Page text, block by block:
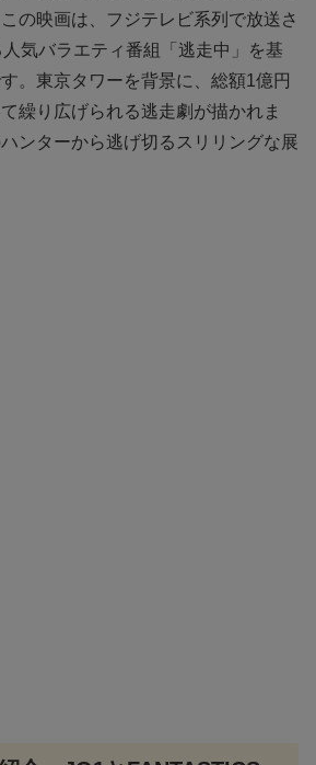
の映画は、フジテレビ系列で放送さ
気バラエティ番組「逃走中」を基
。東京タワーを背景に、総額1億円
繰り広げられる逃走劇が描かれま
ンターから逃げ切るスリリングな展